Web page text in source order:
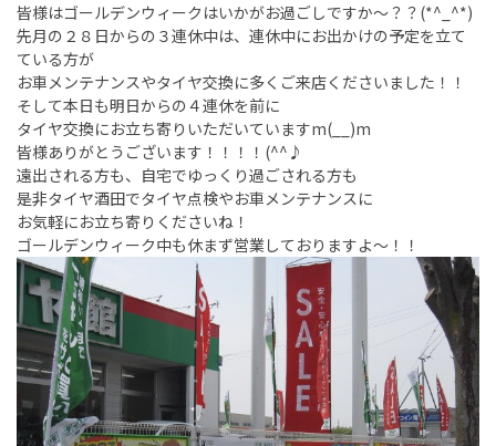
皆様はゴールデンウィークはいかがお過ごしですか～？？(*^_^*)
先月の２８日からの３連休中は、連休中にお出かけの予定を立て
ている方が
お車メンテナンスやタイヤ交換に多くご来店くださいました！！
そして本日も明日からの４連休を前に
タイヤ交換にお立ち寄りいただいていますm(__)m
皆様ありがとうございます！！！！(^^♪
遠出される方も、自宅でゆっくり過ごされる方も
是非タイヤ酒田でタイヤ点検やお車メンテナンスに
お気軽にお立ち寄りくださいね！
ゴールデンウィーク中も休まず営業しておりますよ～！！